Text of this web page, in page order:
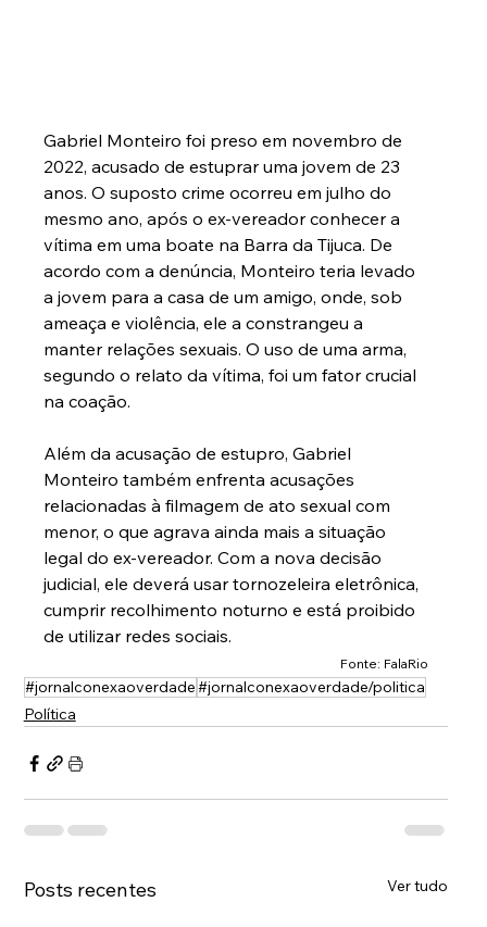
Gabriel Monteiro foi preso em novembro de
2022, acusado de estuprar uma jovem de 23
anos. O suposto crime ocorreu em julho do
mesmo ano, após o ex-vereador conhecer a
vítima em uma boate na Barra da Tijuca. De
acordo com a denúncia, Monteiro teria levado
a jovem para a casa de um amigo, onde, sob
ameaça e violência, ele a constrangeu a
manter relações sexuais. O uso de uma arma,
segundo o relato da vítima, foi um fator crucial
na coação.
Além da acusação de estupro, Gabriel
Monteiro também enfrenta acusações
relacionadas à filmagem de ato sexual com
menor, o que agrava ainda mais a situação
legal do ex-vereador. Com a nova decisão
judicial, ele deverá usar tornozeleira eletrônica,
cumprir recolhimento noturno e está proibido
de utilizar redes sociais.
Fonte: FalaRio
#jornalconexaoverdade#jornalconexaoverdade/politica
Política
Posts recentes Ver tudo